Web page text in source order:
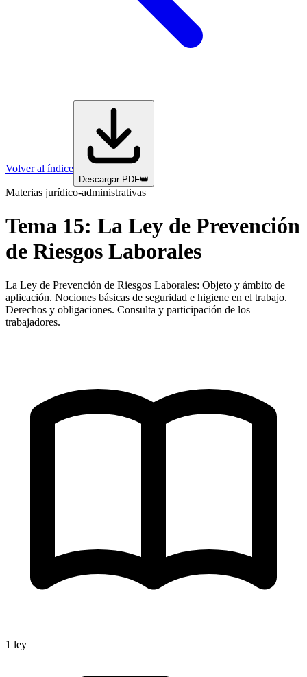
Volver al índice
Descargar PDF👑
Materias jurídico-administrativas
Tema 15: La Ley de Prevención
de Riesgos Laborales
La Ley de Prevención de Riesgos Laborales: Objeto y ámbito de
aplicación. Nociones básicas de seguridad e higiene en el trabajo.
Derechos y obligaciones. Consulta y participación de los
trabajadores.
1 ley